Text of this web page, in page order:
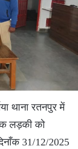
थाना रतनपुर में
लड़की को
31/12/2025